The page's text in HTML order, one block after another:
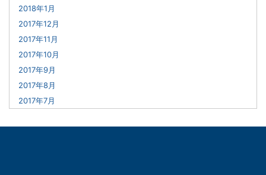
2018年1月
2017年12月
2017年11月
2017年10月
2017年9月
2017年8月
2017年7月